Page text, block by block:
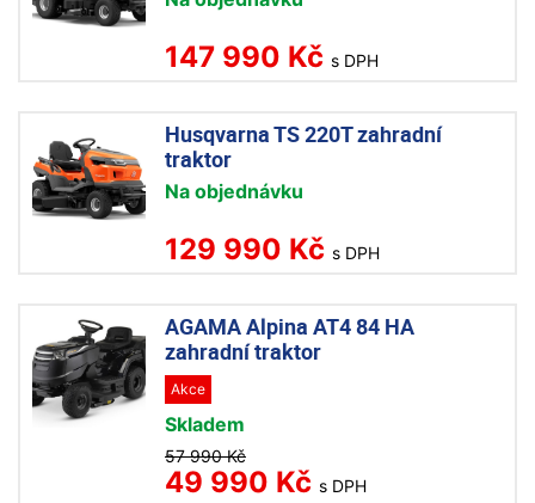
147 990 Kč s DPH
Husqvarna TS 220T zahradní
traktor
Na objednávku
129 990 Kč s DPH
AGAMA Alpina AT4 84 HA
zahradní traktor
Akce
Skladem
57 990 Kč
49 990 Kč s DPH